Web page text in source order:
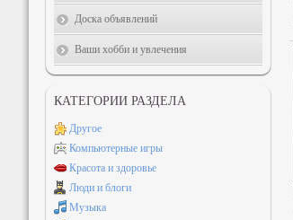
Доска объявлений
Ваши хобби и увлечения
КАТЕГОРИИ РАЗДЕЛА
Другое
Компьютерные игры
Красота и здоровье
Люди и блоги
Музыка